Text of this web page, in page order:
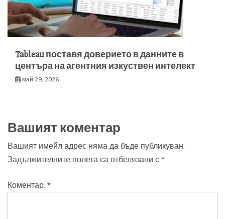
Tableau поставя доверието в данните в
центъра на агентния изкуствен интелект
май 29, 2026
Вашият коментар
Вашият имейл адрес няма да бъде публикуван.
Задължителните полета са отбелязани с *
Коментар: *